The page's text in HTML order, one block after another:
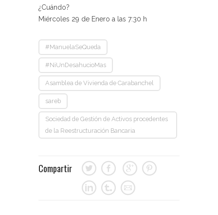
¿Cuándo?
Miércoles 29 de Enero a las 7:30 h
#ManuelaSeQueda
#NiUnDesahucioMas
Asamblea de Vivienda de Carabanchel
sareb
Sociedad de Gestión de Activos procedentes
de la Reestructuración Bancaria
Compartir